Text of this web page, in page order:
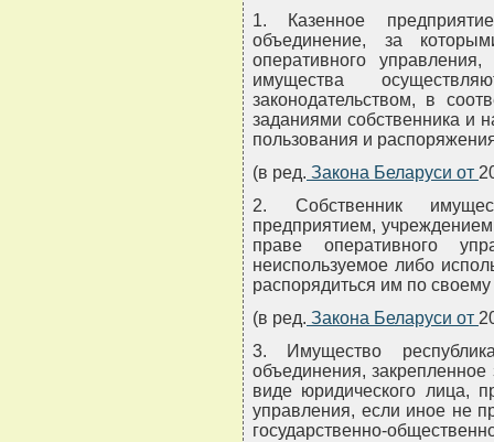
1. Казенное
объединение, за
оперативного
имущества
законодательством, в
заданиями собственника и
пользования и
(в ред. Закона Беларуси от
2. Собственник
предприятием,
праве оперативного
неиспользуемое либо
распорядиться им по
(в ред. Закона Беларуси от
3. Имущество
объединения,
виде юридического лица,
управления, если иное не
государственно-